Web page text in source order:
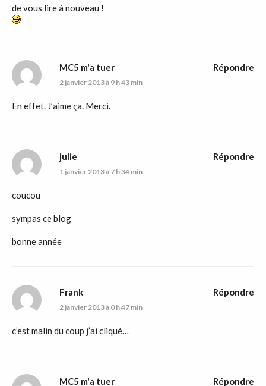
de vous lire à nouveau !
MC5 m'a tuer
2 janvier 2013 à 9 h 43 min
En effet. J’aime ça. Merci.
Répondre
julie
1 janvier 2013 à 7 h 34 min
coucou
sympas ce blog
bonne année
Répondre
Frank
2 janvier 2013 à 0 h 47 min
c’est malin du coup j’ai cliqué…
Répondre
MC5 m'a tuer Répondre